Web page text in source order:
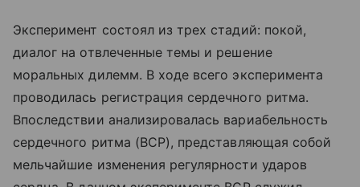
Эксперимент состоял из трех стадий: покой,
диалог на отвлеченные темы и решение
моральных дилемм. В ходе всего эксперимента
проводилась регистрация сердечного ритма.
Впоследствии анализировалась вариабельность
сердечного ритма (ВСР), представляющая собой
мельчайшие изменения регулярности ударов